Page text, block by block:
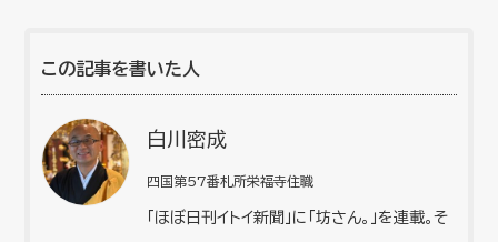
この記事を書いた人
白川密成
四国第57番札所栄福寺住職
「ほぼ日刊イトイ新聞」に「坊さん。」を連載。そ